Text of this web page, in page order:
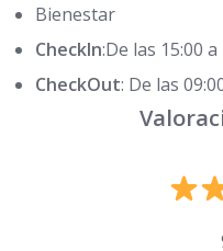
Bienestar
CheckIn:De las 15:00 a
CheckOut: De las